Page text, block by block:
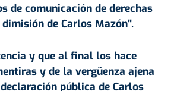
de comunicación de derechas
de Carlos Mazón".
y que al final los hace
y de la vergüenza ajena
pública de Carlos